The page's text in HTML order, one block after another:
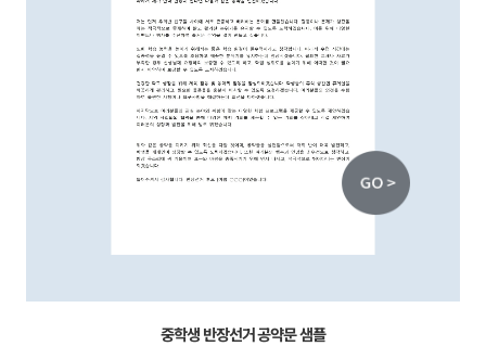
중학생 반장선거 공약문 샘플